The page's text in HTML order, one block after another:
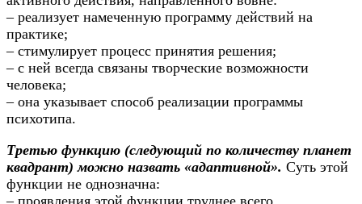
– реализует намеченную программу действий на
практике;
– стимулирует процесс принятия решения;
– с ней всегда связаны творческие возможности
человека;
– она указывает способ реализации программы
психотипа.
Третью функцию (следующий по количеству планет
квадрант) можно назвать «адаптивной». Суть этой
функции не однозначна:
– проявления этой функции труднее всего